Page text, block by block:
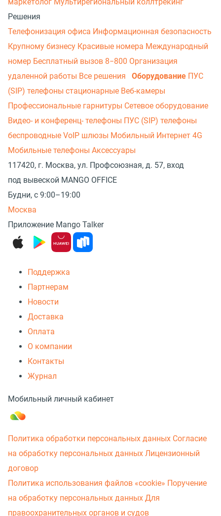
Решения
Телефонизация офиса Информационная безопасность
Крупному бизнесу Красивые номера Международный
номер Бесплатный вызов 8−800 Организация
удаленной работы Все решения Оборудование ПУС
(SIP) телефоны стационарные Веб-камеры
Профессиональные гарнитуры Сетевое оборудование
Видео- и конференц- телефоны ПУС (SIP) телефоны
беспроводные VoIP шлюзы Мобильный Интернет 4G
Мобильные телефоны Аксессуары
117420, г. Москва, ул. Профсоюзная, д. 57, вход
под вывеской MANGO OFFICE
Будни, с 9:00–19:00
Москва
Приложение Mango Talker
Поддержка
Партнерам
Новости
Доставка
Оплата
О компании
Контакты
Журнал
Мобильный личный кабинет
Политика обработки персональных данных Согласие
на обработку персональных данных Лицензионный
договор
Политика использования файлов «cookie» Поручение
на обработку персональных данных Для
правоохранительных органов и судов